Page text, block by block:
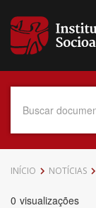
para
conteúdo
Data do Documento
INÍCIO NOTÍCIAS
0 visualizações